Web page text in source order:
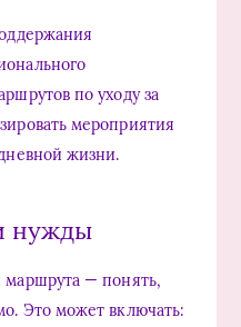
по уходу за
мероприятия
жизни.
нужды
маршрута — понять,
Это может включать: